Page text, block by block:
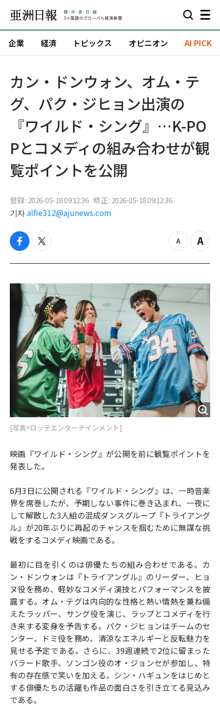
企業 経済 トピックス オピニオン AI PICK
カン・ドンウォン、オム・テ
グ、パク・ジヒョン出演の
『ワイルド・シング』…K-PO
Pとコメディの組み合わせが観
覧ポイントを公開
登録 : 2026-05-18 09:12:36 修正 : 2026-05-18 09:12:36
기자 alfie312@ajunews.com
f
c
b
o
k
t
i
t
e
r
z
o
o
t
Z
o
i
n
[写真=ロッテエンターテインメント]
映画『ワイルド・シング』が公開を前に観覧ポイントを
発表した。
6月3日に公開される『ワイルド・シング』は、一時音楽
界を席巻したが、予期しない事件に巻き込まれ、一夜に
して解散した3人組の混成ダンスグループ『トライアング
ル』が20年ぶりに再起のチャンスを掴むために無謀な挑
戦をするコメディ映画である。
最初に目を引くのは俳優たちの組み合わせである。カ
ン・ドンウォンは『トライアングル』のリーダー、ヒョ
ヌ役を務め、軽妙なコメディ演技とパフォーマンスを披
露する。オム・テグは内向的な性格と熱い情熱を兼ね備
えたラッパー、サング役を演じ、ラップとコメディを行
き来する変身を予告する。パク・ジヒョンはチームのセ
ンター、ドミ役を務め、清涼なエネルギーと反転魅力を
見せる予定である。さらに、39週連続で2位に留まった
バラード歌手、ソンゴン役のオ・ジョンセが参加し、特
有の存在感で笑いを加える。シン・ハギュンをはじめと
する俳優たちの活躍も作品の面白さを引き立てる見込み
である。